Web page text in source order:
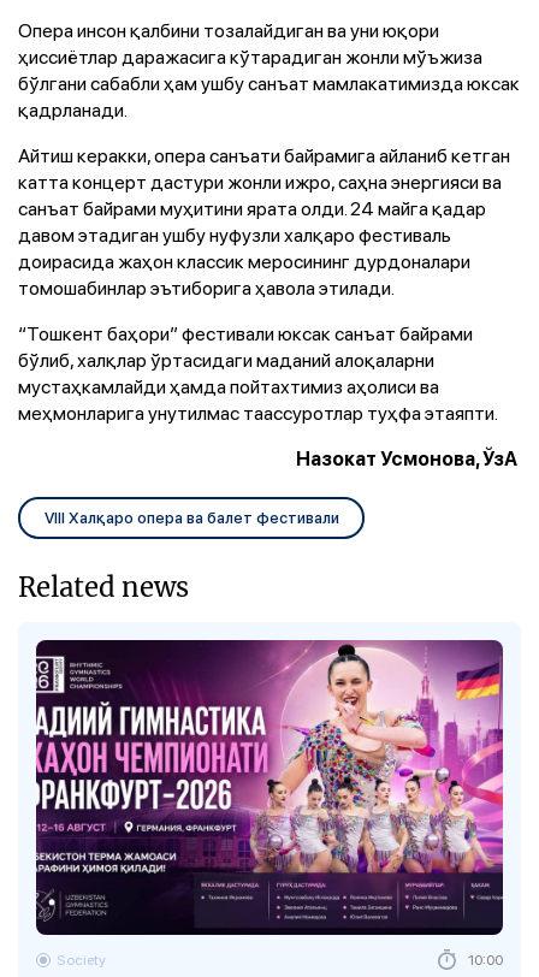
Опера инсон қалбини тозалайдиган ва уни юқори
ҳиссиётлар даражасига кўтарадиган жонли мўъжиза
бўлгани сабабли ҳам ушбу санъат мамлакатимизда юксак
қадрланади.
Айтиш керакки, опера санъати байрамига айланиб кетган
катта концерт дастури жонли ижро, саҳна энергияси ва
санъат байрами муҳитини ярата олди. 24 майга қадар
давом этадиган ушбу нуфузли халқаро фестиваль
доирасида жаҳон классик меросининг дурдоналари
томошабинлар эътиборига ҳавола этилади.
“Тошкент баҳори” фестивали юксак санъат байрами
бўлиб, халқлар ўртасидаги маданий алоқаларни
мустаҳкамлайди ҳамда пойтахтимиз аҳолиси ва
меҳмонларига унутилмас таассуротлар туҳфа этаяпти.
Назокат Усмонова, ЎзА
VIII Халқаро опера ва балет фестивали
Related news
Society 10:00